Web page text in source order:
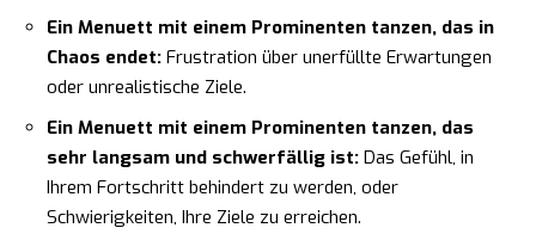
Ein Menuett mit einem Prominenten tanzen, das in
Chaos endet: Frustration über unerfüllte Erwartungen
oder unrealistische Ziele.
Ein Menuett mit einem Prominenten tanzen, das
sehr langsam und schwerfällig ist: Das Gefühl, in
Ihrem Fortschritt behindert zu werden, oder
Schwierigkeiten, Ihre Ziele zu erreichen.